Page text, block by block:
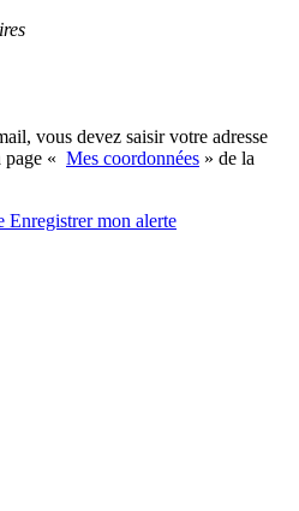
vous devez saisir votre adresse
page « Mes coordonnées » de la
Enregistrermon alerte